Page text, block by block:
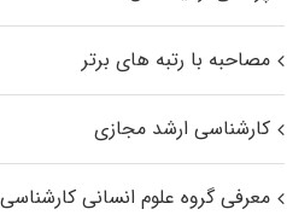
مصاحبه با رتبه های برتر
کارشناسی ارشد مجازی
معرفی گروه علوم انسانی